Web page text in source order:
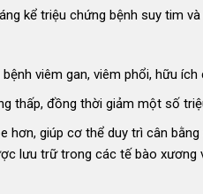
kể triệu chứng bệnh suy tim
viêm gan, viêm phổi, hữu
thấp, đồng thời giảm một số
hơn, giúp cơ thể duy trì cân
lưu trữ trong các tế bào xương